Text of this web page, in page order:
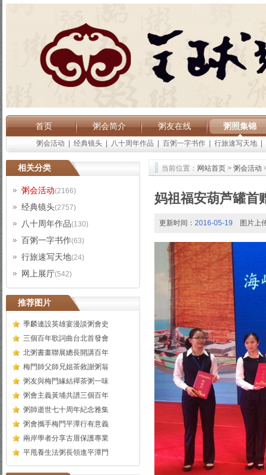
首页 粥会简介 粥友在线 粥照集锦
粥会活动 经典镜头 八十周年作品 百粥一字书作 行旅速写天地
相关分类
粥会活动(2166)
经典镜头(2757)
八十周年作品(130)
百粥一字书作(63)
行旅速写天地(24)
网上展厅(542)
推荐图片
季麟連設英雄宴漫談粥會史
三個百年歌詞曲台北首發會
北粥書畫聯展總長開講百年
梅門師父師兄姐茶敘謝粥翁
粥友與梅門緣結禪茶粥一味
粥會主義黃埔共譜三個百年
粥師逝世七十周年紀念雅集
粥會攜手梅門平潭行有意義
兩岸學者分享古厝保護專業
平甩養生法粥長領進平潭門
当前位置： 网站首页 > 粥会活动
妈祖福安葫芦罐首
更新时间： 2016-05-19 图片上